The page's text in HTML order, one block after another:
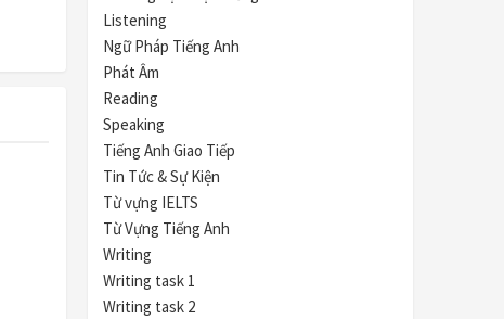
Listening
Ngữ Pháp Tiếng Anh
Phát Âm
Reading
Speaking
Tiếng Anh Giao Tiếp
Tin Tức & Sự Kiện
Từ vựng IELTS
Từ Vựng Tiếng Anh
Writing
Writing task 1
Writing task 2